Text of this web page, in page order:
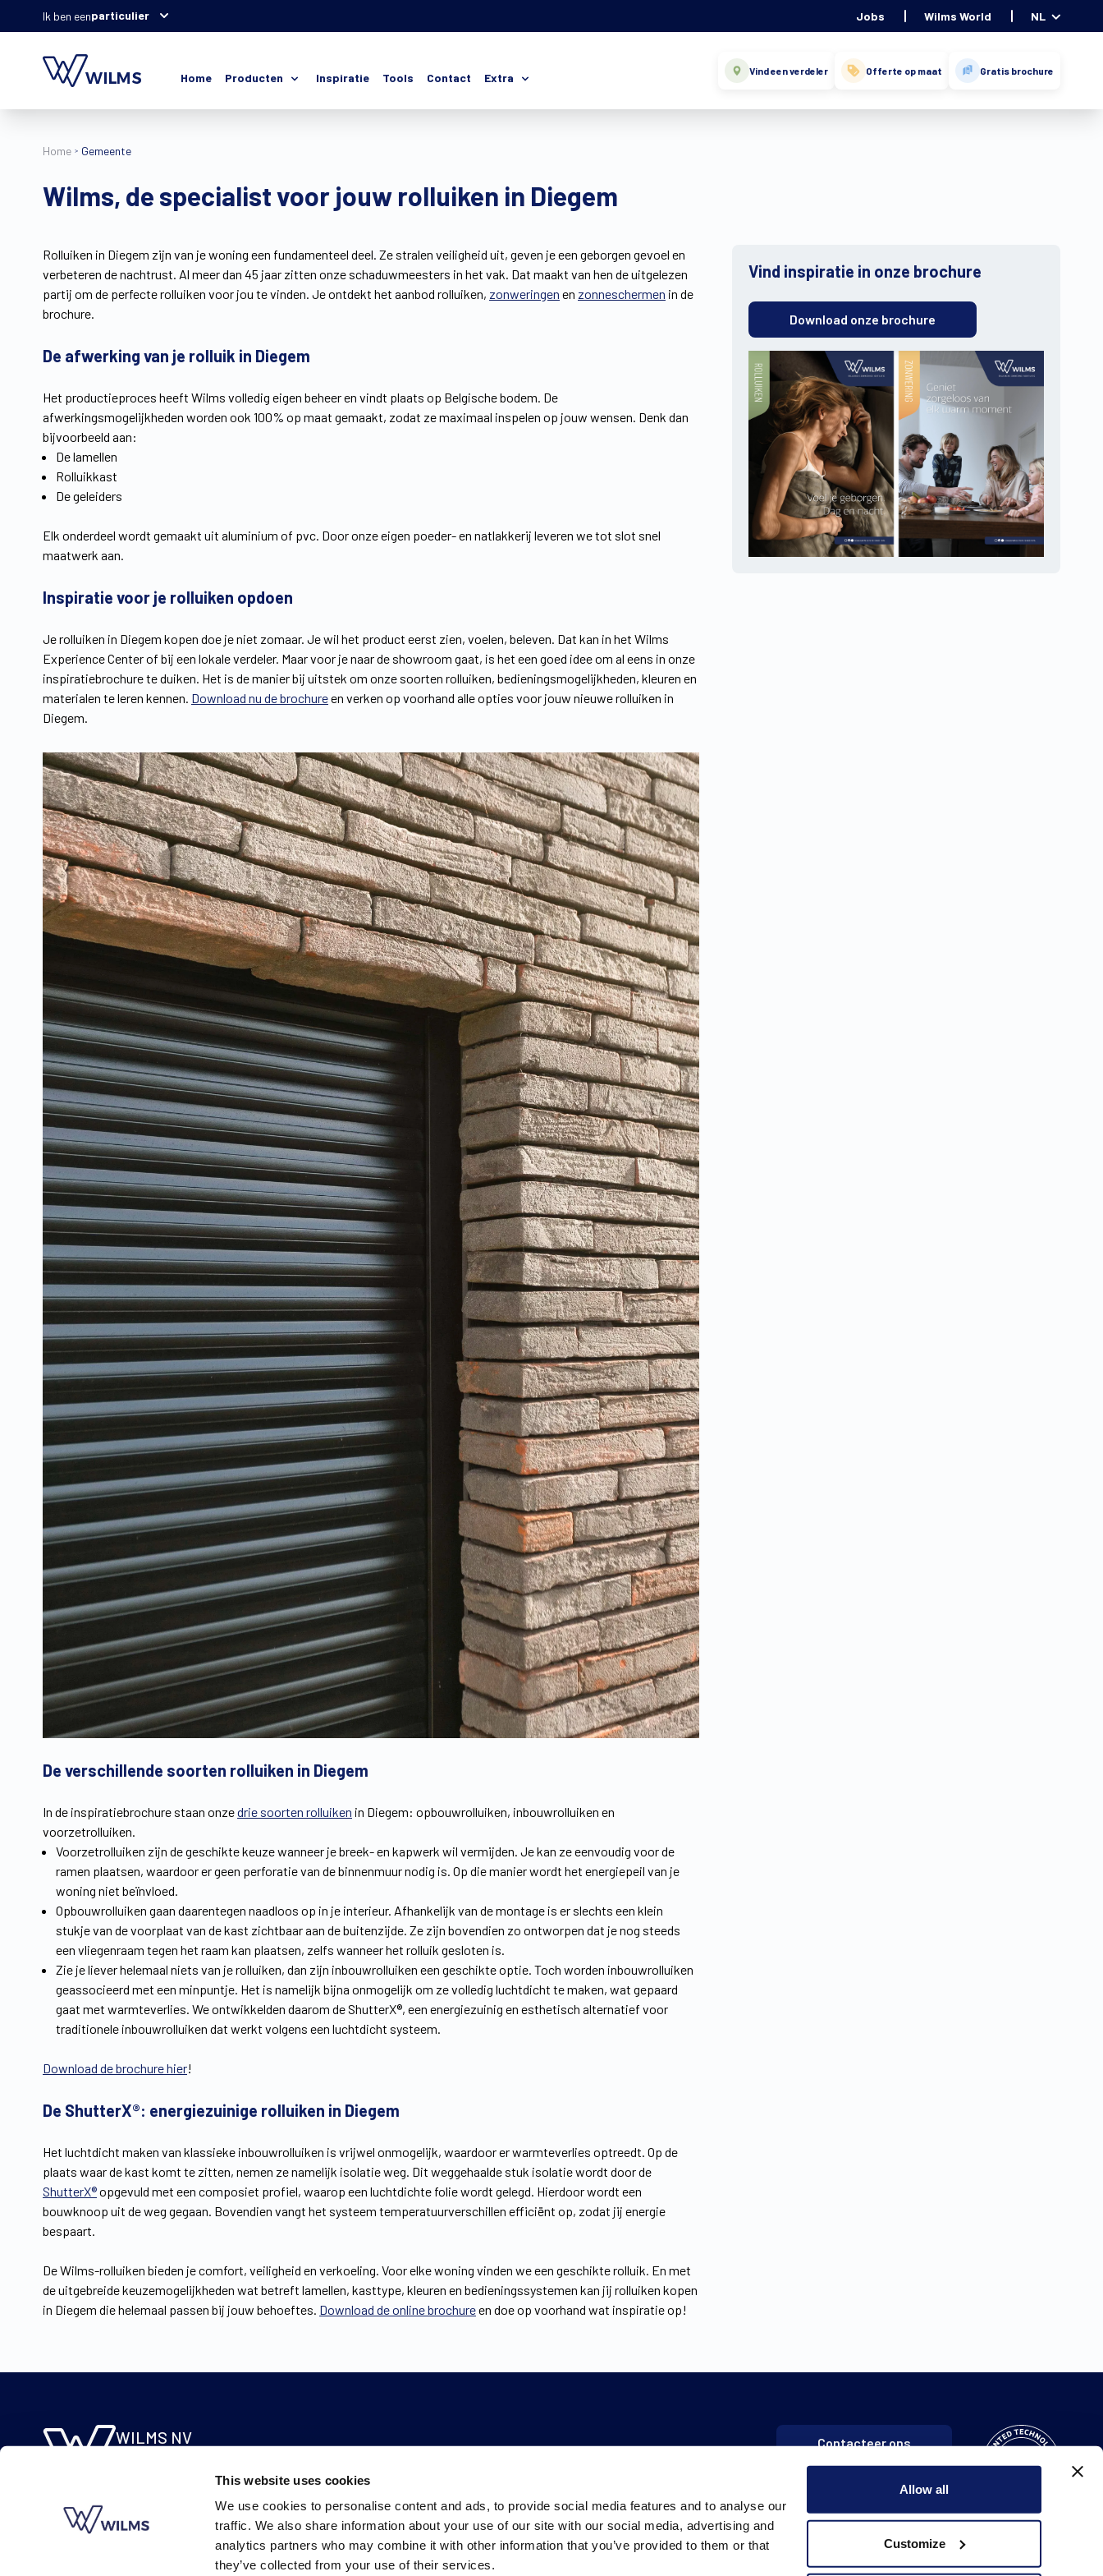
This website uses cookies
We use cookies to personalise content and ads, to provide social media features and to analyse our
traffic. We also share information about your use of our site with our social media, advertising and
analytics partners who may combine it with other information that you’ve provided to them or that
they’ve collected from your use of their services.
Allow all
Customize
Ik ben eenparticulier Jobs Wilms World NL
Home Producten Inspiratie Tools Contact Extra Vind een verdeler Offerte op maat Gratis brochure
Home Gemeente
Wilms, de specialist voor jouw rolluiken in Diegem
Rolluiken in Diegem zijn van je woning een fundamenteel deel. Ze stralen veiligheid uit, geven je een geborgen gevoel en
verbeteren de nachtrust. Al meer dan 45 jaar zitten onze schaduwmeesters in het vak. Dat maakt van hen de uitgelezen
partij om de perfecte rolluiken voor jou te vinden. Je ontdekt het aanbod rolluiken, zonweringen en zonneschermen in de
brochure.
De afwerking van je rolluik in Diegem
Het productieproces heeft Wilms volledig eigen beheer en vindt plaats op Belgische bodem. De
afwerkingsmogelijkheden worden ook 100% op maat gemaakt, zodat ze maximaal inspelen op jouw wensen. Denk dan
bijvoorbeeld aan:
De lamellen
Rolluikkast
De geleiders
Elk onderdeel wordt gemaakt uit aluminium of pvc. Door onze eigen poeder- en natlakkerij leveren we tot slot snel
maatwerk aan.
Inspiratie voor je rolluiken opdoen
Je rolluiken in Diegem kopen doe je niet zomaar. Je wil het product eerst zien, voelen, beleven. Dat kan in het Wilms
Experience Center of bij een lokale verdeler. Maar voor je naar de showroom gaat, is het een goed idee om al eens in onze
inspiratiebrochure te duiken. Het is de manier bij uitstek om onze soorten rolluiken, bedieningsmogelijkheden, kleuren en
materialen te leren kennen. Download nu de brochureen verken op voorhand alle opties voor jouw nieuwe rolluiken in
Diegem.
De verschillende soorten rolluiken in Diegem
In de inspiratiebrochure staan onzedrie soorten rolluiken in Diegem: opbouwrolluiken, inbouwrolluiken en
voorzetrolluiken.
Voorzetrolluiken zijn de geschikte keuze wanneer je breek- en kapwerk wil vermijden. Je kan ze eenvoudig voor de
ramen plaatsen, waardoor er geen perforatie van de binnenmuur nodig is. Op die manier wordt het energiepeil van je
woning niet beïnvloed.
Opbouwrolluiken gaan daarentegen naadloos op in je interieur. Afhankelijk van de montage is er slechts een klein
stukje van de voorplaat van de kast zichtbaar aan de buitenzijde. Ze zijn bovendien zo ontworpen dat je nog steeds
een vliegenraam tegen het raam kan plaatsen, zelfs wanneer het rolluik gesloten is.
Zie je liever helemaal niets van je rolluiken, dan zijn inbouwrolluiken een geschikte optie. Toch worden inbouwrolluiken
geassocieerd met een minpuntje. Het is namelijk bijna onmogelijk om ze volledig luchtdicht te maken, wat gepaard
gaat met warmteverlies. We ontwikkelden daarom de ShutterX®, een energiezuinig en esthetisch alternatief voor
traditionele inbouwrolluiken dat werkt volgens een luchtdicht systeem.
Download de brochure hier!
De ShutterX®: energiezuinige rolluiken in Diegem
Het luchtdicht maken van klassieke inbouwrolluiken is vrijwel onmogelijk, waardoor er warmteverlies optreedt. Op de
plaats waar de kast komt te zitten, nemen ze namelijk isolatie weg. Dit weggehaalde stuk isolatie wordt door de
ShutterX®opgevuld met een composiet profiel, waarop een luchtdichte folie wordt gelegd. Hierdoor wordt een
bouwknoop uit de weg gegaan. Bovendien vangt het systeem temperatuurverschillen efficiënt op, zodat jij energie
bespaart.
De Wilms-rolluiken bieden je comfort, veiligheid en verkoeling. Voor elke woning vinden we een geschikte rolluik. En met
de uitgebreide keuzemogelijkheden wat betreft lamellen, kasttype, kleuren en bedieningssystemen kan jij rolluiken kopen
in Diegem die helemaal passen bij jouw behoeftes. Download de online brochureen doe op voorhand wat inspiratie op!
Vind inspiratie in onze brochure
Download onze brochure
WILMS NV Contacteer ons